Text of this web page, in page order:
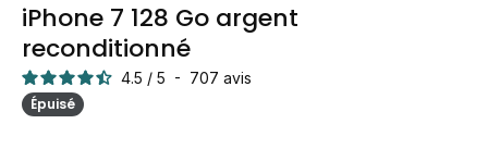
iPhone 7 128 Go argent
reconditionné
4.5 / 5 - 707 avis
Épuisé